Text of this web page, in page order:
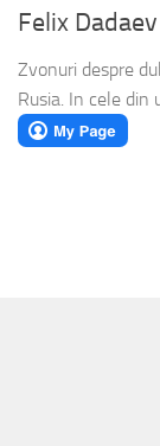
Felix Dadaev
Zvonuri despre
Rusia. In cele din